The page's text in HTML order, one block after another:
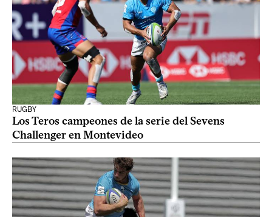
RUGBY
Los Teros campeones de la serie del Sevens
Challenger en Montevideo